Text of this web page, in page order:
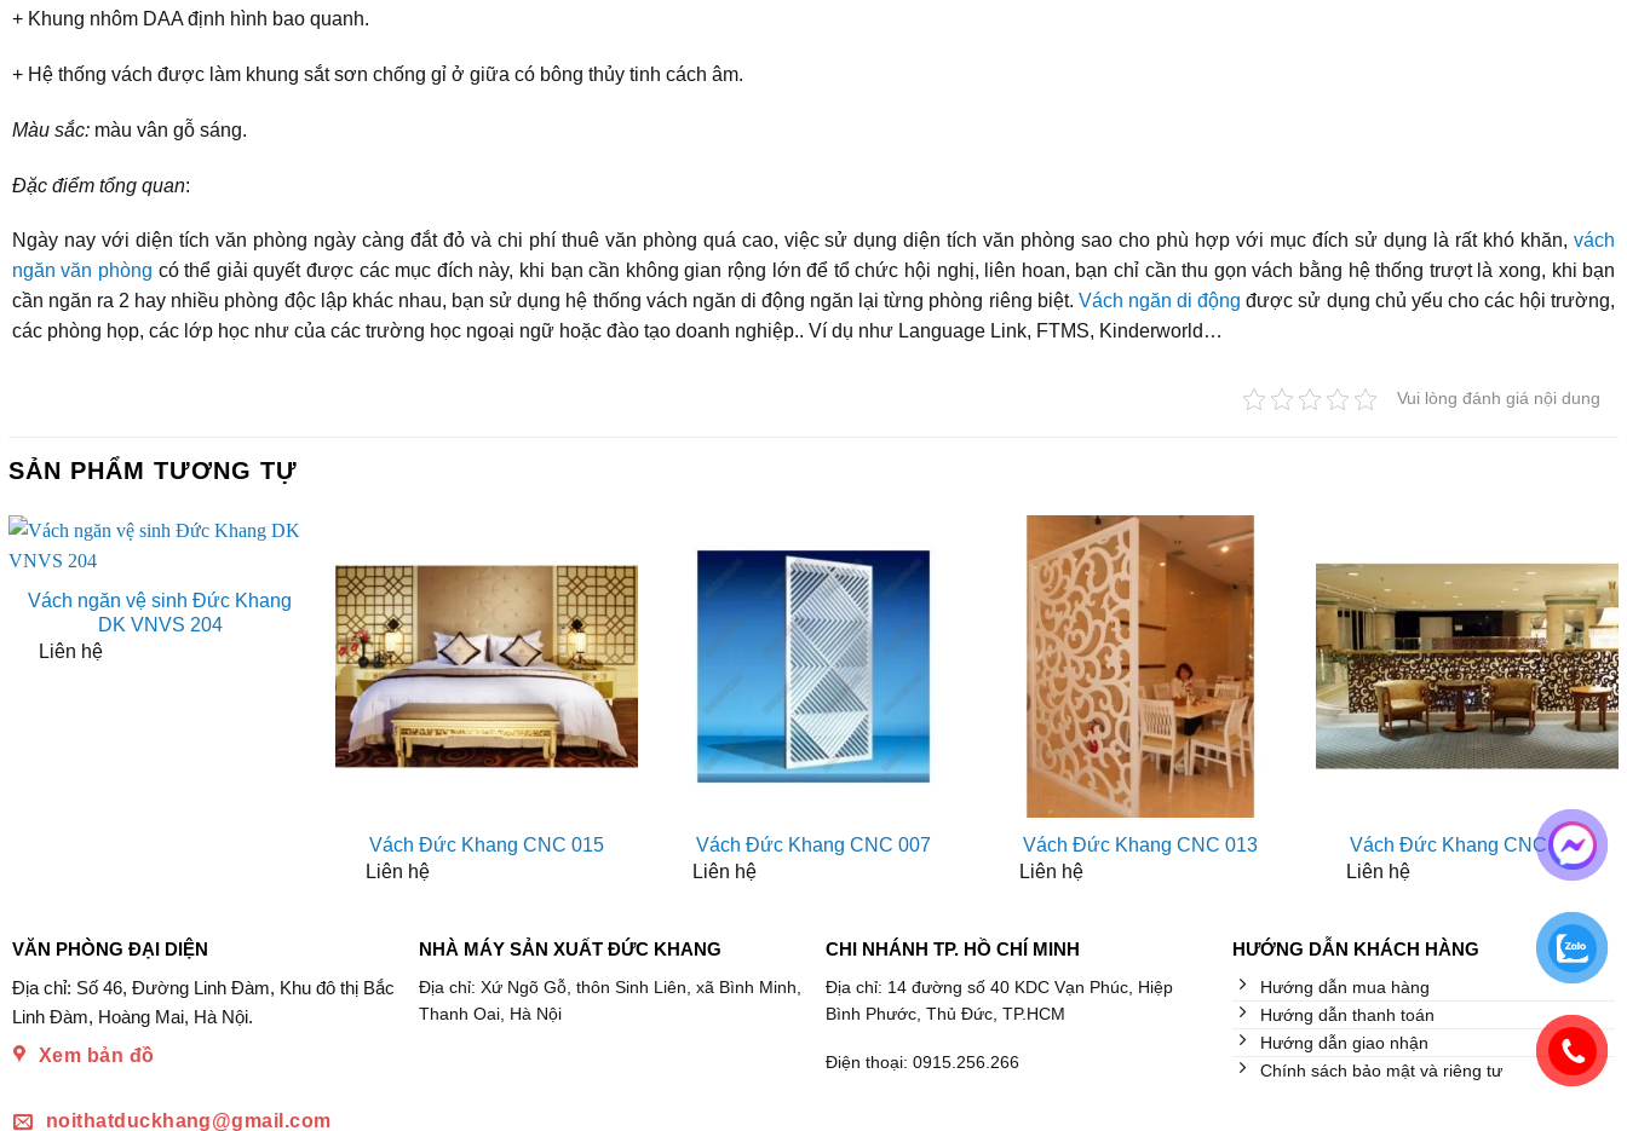
+ Khung nhôm DAA định hình bao quanh.
+ Hệ thống vách được làm khung sắt sơn chống gỉ ở giữa có bông thủy tinh cách âm.
Màu sắc: màu vân gỗ sáng.
Đặc điểm tổng quan:
Ngày nay với diện tích văn phòng ngày càng đắt đỏ và chi phí thuê văn phòng quá cao, việc sử dụng diện tích văn phòng sao cho phù hợp với mục đích sử dụng là rất khó khăn,vách
ngăn văn phòng có thể giải quyết được các mục đích này, khi bạn cần không gian rộng lớn để tổ chức hội nghị, liên hoan, bạn chỉ cần thu gọn vách bằng hệ thống trượt là xong, khi bạn
cần ngăn ra 2 hay nhiều phòng độc lập khác nhau, bạn sử dụng hệ thống vách ngăn di động ngăn lại từng phòng riêng biệt. Vách ngăn di động được sử dụng chủ yếu cho các hội trường,
các phòng họp, các lớp học như của các trường học ngoại ngữ hoặc đào tạo doanh nghiệp.. Ví dụ như Language Link, FTMS, Kinderworld…
Vui lòng đánh giá nội dung
SẢN PHẨM TƯƠNG TỰ
Vách ngăn vệ sinh Đức Khang
DK VNVS 204
Liên hệ
Vách Đức Khang CNC 015
Liên hệ
Vách Đức Khang CNC 007
Liên hệ
Vách Đức Khang CNC 013
Liên hệ
Vách Đức Khang CNC 017
Liên hệ
VĂN PHÒNG ĐẠI DIỆN
Địa chỉ: Số 46, Đường Linh Đàm, Khu đô thị Bắc
Linh Đàm, Hoàng Mai, Hà Nội.
Xem bản đồ
noithatduckhang@gmail.com
NHÀ MÁY SẢN XUẤT ĐỨC KHANG
Địa chỉ: Xứ Ngõ Gỗ, thôn Sinh Liên, xã Bình Minh,
Thanh Oai, Hà Nội
CHI NHÁNH TP. HỒ CHÍ MINH
Địa chỉ: 14 đường số 40 KDC Vạn Phúc, Hiệp
Bình Phước, Thủ Đức, TP.HCM
Điện thoại: 0915.256.266
HƯỚNG DẪN KHÁCH HÀNG
Hướng dẫn mua hàng
Hướng dẫn thanh toán
Hướng dẫn giao nhận
Chính sách bảo mật và riêng tư